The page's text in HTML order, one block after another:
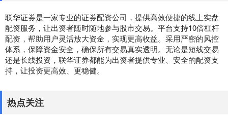
联华证券是一家专业的证券配资公司，提供高效便捷的线上实盘
配资服务，让出资者随时随地参与股市交易。平台支持10倍杠杆
配资，帮助用户灵活放大资金，实现更高收益。采用严密的风控
体系，保障资金安全，确保所有交易真实透明。无论是短线交易
还是长线投资，联华证券都能为出资者提供专业、安全的配资支
持，让投资更高效、更稳健。
热点关注